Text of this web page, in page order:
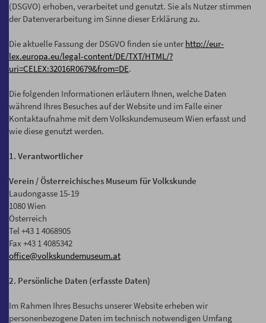
(DSGVO) erhoben, verarbeitet und genutzt. Sie als Nutzer stimmen
der Datenverarbeitung im Sinne dieser Erklärung zu.
Die aktuelle Fassung der DSGVO finden sie unter http://eur-
lex.europa.eu/legal-content/DE/TXT/HTML/?
uri=CELEX:32016R0679&from=DE.
Die folgenden Informationen erläutern Ihnen, welche Daten
während Ihres Besuches auf der Website und im Falle einer
Kontaktaufnahme mit dem Volkskundemuseum Wien erfasst und
wie diese genutzt werden.
1. Verantwortlicher
Verein / Österreichisches Museum für Volkskunde
Laudongasse 15-19
1080 Wien
Österreich
Tel +43 1 4068905
Fax +43 1 4085342
office@volkskundemuseum.at
2. Persönliche Daten (erfasste Daten)
Im Rahmen Ihres Besuchs unserer Website erheben wir
personenbezogene Daten im technisch notwendigen Umfang